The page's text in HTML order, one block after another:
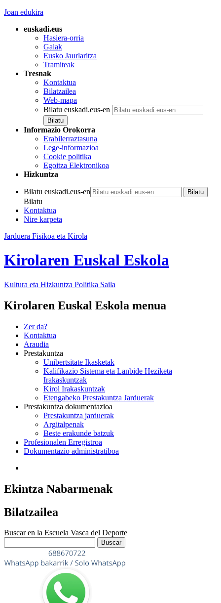
Joan edukira
euskadi.eus
Hasiera-orria
Gaiak
Eusko Jaurlaritza
Tramiteak
Tresnak
Kontaktua
Bilatzailea
Web-mapa
Bilatu euskadi.eus-en
Informazio Orokorra
Erabilerraztasuna
Lege-informazioa
Cookie politika
Egoitza Elektronikoa
Hizkuntza
Bilatu euskadi.eus-en
Bilatu
Kontaktua
Nire karpeta
Jarduera Fisikoa eta Kirola
Kirolaren Euskal Eskola
Kultura eta Hizkuntza Politika Saila
Kirolaren Euskal Eskola menua
Zer da?
Kontaktua
Araudia
Prestakuntza
Unibertsitate Ikasketak
Kalifikazio Sistema eta Lanbide Heziketa
Irakaskuntzak
Kirol Irakaskuntzak
Etengabeko Prestakuntza Jarduerak
Prestakuntza dokumentazioa
Prestakuntza jarduerak
Argitalpenak
Beste erakunde batzuk
Profesionalen Erregistroa
Dokumentazio administratiboa
Ekintza Nabarmenak
Bilatzailea
Buscar en la Escuela Vasca del Deporte